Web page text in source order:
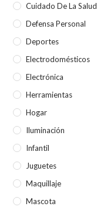
Cuidado De La Salud
Defensa Personal
Deportes
Electrodomésticos
Electrónica
Herramientas
Hogar
Iluminación
Infantil
Juguetes
Maquillaje
Mascota